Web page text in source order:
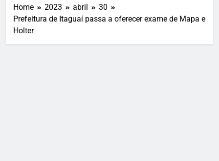
Home 2023 abril
30
Prefeitura de Itaguaí passa a oferecer exame de Mapa e
Holter